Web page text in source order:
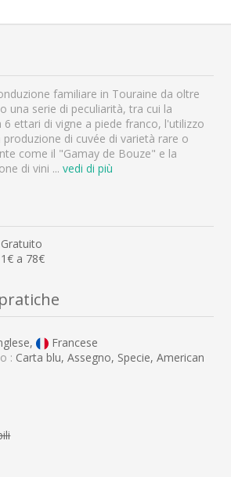
familiare in Touraine da oltre
una serie di peculiarità, tra cui la
6 ettari di vigne a piede franco, l'utilizzo
produzione di cuvée di varietà rare o
come il "Gamay de Bouze" e la
di vini ... vedi di più
Gratuito
a 78€
Francese
: Carta blu, Assegno, Specie, American